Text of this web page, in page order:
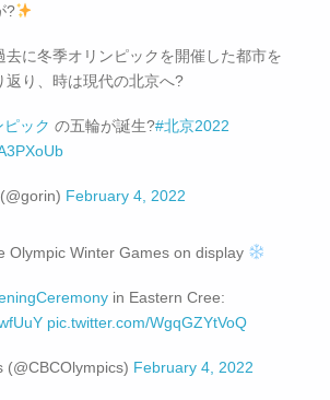
?
去に冬季オリンピックを開催した都市を
返り、時は現代の北京へ?
ック の五輪が誕生?#北京2022
February 4, 2022
Olympic Winter Games on display
in Eastern Cree:
pic.twitter.com/WgqGZYtVoQ
February 4, 2022